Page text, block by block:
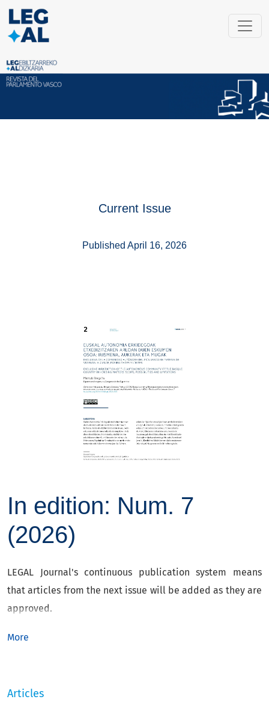
JOURNAL OF THE BASQUE
Current Issue
Published April 16, 2026
In edition: Num. 7
(2026)
LEGAL Journal's continuous publication system means
that articles from the next issue will be added as they are
approved.
More
Articles